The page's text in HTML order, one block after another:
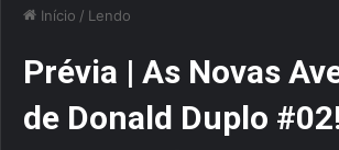
Início / Lendo
Prévia | As Novas
de Donald Duplo